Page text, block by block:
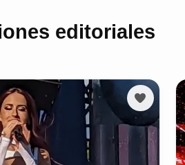
editoriales